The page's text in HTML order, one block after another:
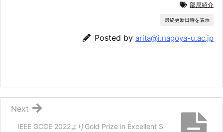
部局紹介
最終更新日時を表示
Posted by arita@i.nagoya-u.ac.jp
IEEE GCCE 2022よりGold Prize in Excellent S
Next